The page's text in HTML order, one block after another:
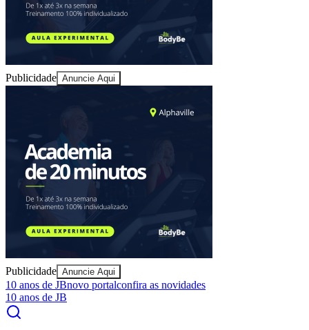
Bragantino
Publicidade Anuncie Aqui
Publicidade Anuncie Aqui